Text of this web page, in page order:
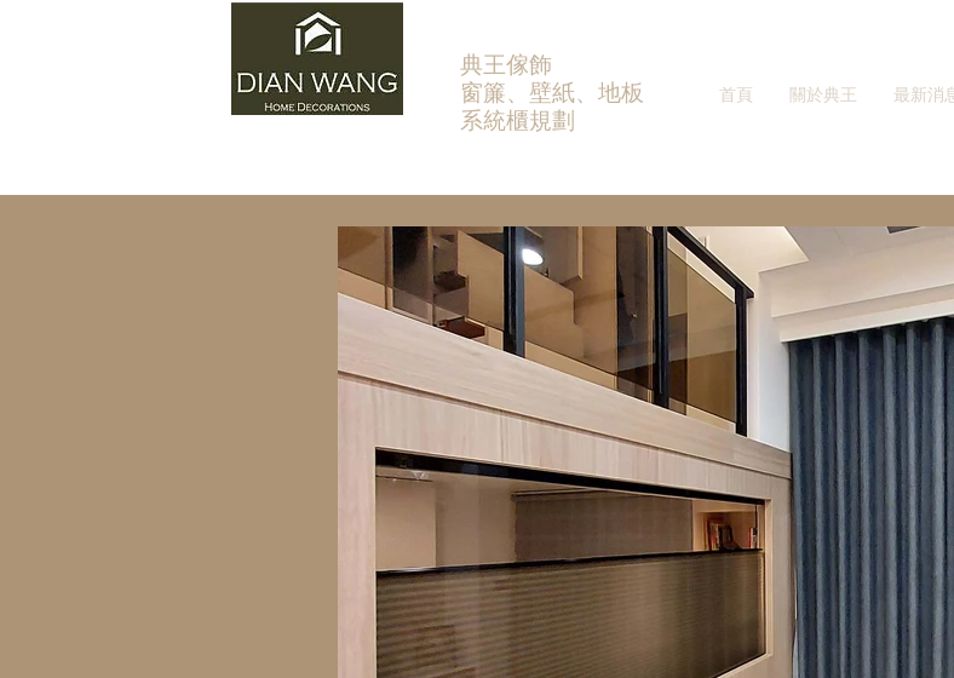
​典王傢飾
窗簾、壁紙、地板
系統櫃規劃
首頁 關於典王 最新消